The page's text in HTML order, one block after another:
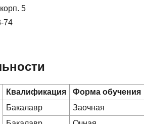
5
74
Квалификация
Форма обучения
Бакалавр
Заочная